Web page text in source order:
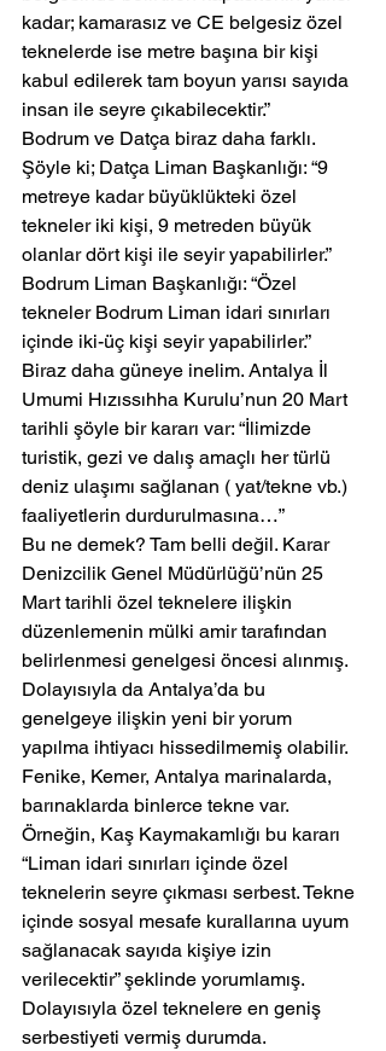
kadar; kamarasız ve CE belgesiz özel
teknelerde ise metre başına bir kişi
kabul edilerek tam boyun yarısı sayıda
insan ile seyre çıkabilecektir.”
Bodrum ve Datça biraz daha farklı.
Şöyle ki; Datça Liman Başkanlığı: “9
metreye kadar büyüklükteki özel
tekneler iki kişi, 9 metreden büyük
olanlar dört kişi ile seyir yapabilirler.”
Bodrum Liman Başkanlığı: “Özel
tekneler Bodrum Liman idari sınırları
içinde iki-üç kişi seyir yapabilirler.”
Biraz daha güneye inelim. Antalya İl
Umumi Hızıssıhha Kurulu’nun 20 Mart
tarihli şöyle bir kararı var: “İlimizde
turistik, gezi ve dalış amaçlı her türlü
deniz ulaşımı sağlanan ( yat/tekne vb.)
faaliyetlerin durdurulmasına…”
Bu ne demek? Tam belli değil. Karar
Denizcilik Genel Müdürlüğü’nün 25
Mart tarihli özel teknelere ilişkin
düzenlemenin mülki amir tarafından
belirlenmesi genelgesi öncesi alınmış.
Dolayısıyla da Antalya’da bu
genelgeye ilişkin yeni bir yorum
yapılma ihtiyacı hissedilmemiş olabilir.
Fenike, Kemer, Antalya marinalarda,
barınaklarda binlerce tekne var.
Örneğin, Kaş Kaymakamlığı bu kararı
“Liman idari sınırları içinde özel
teknelerin seyre çıkması serbest. Tekne
içinde sosyal mesafe kurallarına uyum
sağlanacak sayıda kişiye izin
verilecektir” şeklinde yorumlamış.
Dolayısıyla özel teknelere en geniş
serbestiyeti vermiş durumda.